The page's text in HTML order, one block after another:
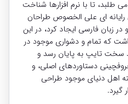
طلبد، تا با نرم افزارها شناخت
رایانه ای علی الخصوص طراحان
زبان فارسی ایجاد کرد، در این
که تمام و دشواری موجود در
سخت تایپ به پایان رسد و
دستاوردهای اصلی، و
اهل دنیای موجود طراحی
گیرد.